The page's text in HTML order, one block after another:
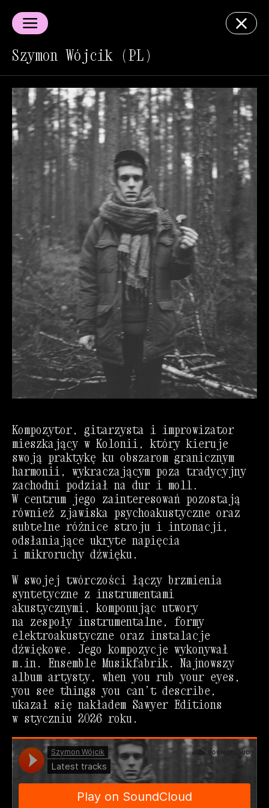
Szymon Wójcik (PL)
Kompozytor, gitarzysta i improwizator
mieszkający w Kolonii, który kieruje
swoją praktykę ku obszarom granicznym
harmonii, wykraczającym poza tradycyjny
zachodni podział na dur i moll.
W centrum jego zainteresowań pozostają
również zjawiska psychoakustyczne oraz
subtelne różnice stroju i intonacji,
odsłaniające ukryte napięcia
i mikroruchy dźwięku.
W swojej twórczości łączy brzmienia
syntetyczne z instrumentami
akustycznymi, komponując utwory
na zespoły instrumentalne, formy
elektroakustyczne oraz instalacje
dźwiękowe. Jego kompozycje wykonywał
m.in. Ensemble Musikfabrik. Najnowszy
album artysty, when you rub your eyes,
you see things you can’t describe,
ukazał się nakładem Sawyer Editions
w styczniu 2026 roku.